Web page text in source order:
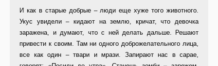
И как в старые добрые – люди еще хуже того животного.
Укус увидели – кидают на землю, кричат, что девочка
заражена, и думают, что с ней делать дальше. Решают
привести к своим. Там ни одного доброжелательного лица,
все как один – твари и мрази. Запирают нас в сарае,